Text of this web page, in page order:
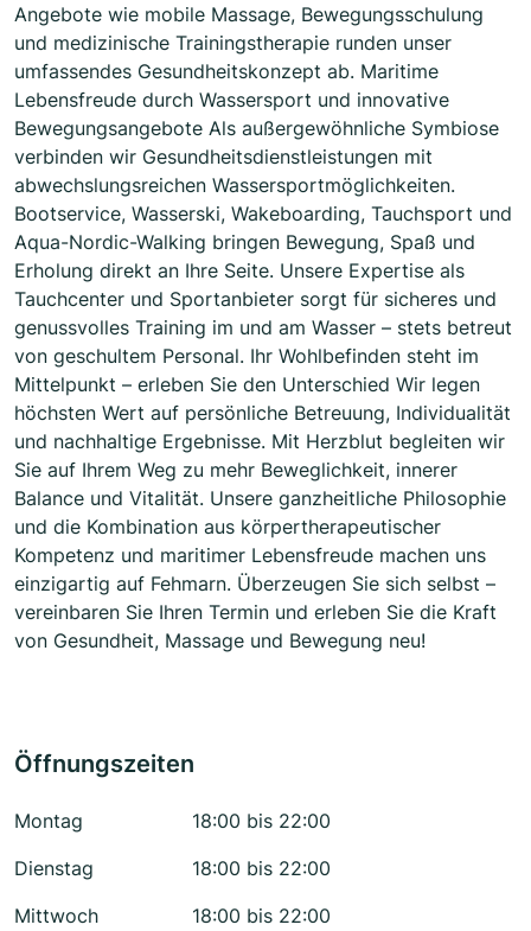
Angebote wie mobile Massage, Bewegungsschulung
und medizinische Trainingstherapie runden unser
umfassendes Gesundheitskonzept ab. Maritime
Lebensfreude durch Wassersport und innovative
Bewegungsangebote Als außergewöhnliche Symbiose
verbinden wir Gesundheitsdienstleistungen mit
abwechslungsreichen Wassersportmöglichkeiten.
Bootservice, Wasserski, Wakeboarding, Tauchsport und
Aqua-Nordic-Walking bringen Bewegung, Spaß und
Erholung direkt an Ihre Seite. Unsere Expertise als
Tauchcenter und Sportanbieter sorgt für sicheres und
genussvolles Training im und am Wasser – stets betreut
von geschultem Personal. Ihr Wohlbefinden steht im
Mittelpunkt – erleben Sie den Unterschied Wir legen
höchsten Wert auf persönliche Betreuung, Individualität
und nachhaltige Ergebnisse. Mit Herzblut begleiten wir
Sie auf Ihrem Weg zu mehr Beweglichkeit, innerer
Balance und Vitalität. Unsere ganzheitliche Philosophie
und die Kombination aus körpertherapeutischer
Kompetenz und maritimer Lebensfreude machen uns
einzigartig auf Fehmarn. Überzeugen Sie sich selbst –
vereinbaren Sie Ihren Termin und erleben Sie die Kraft
von Gesundheit, Massage und Bewegung neu!
Öffnungszeiten
Montag
18:00 bis 22:00
Dienstag
18:00 bis 22:00
Mittwoch
18:00 bis 22:00